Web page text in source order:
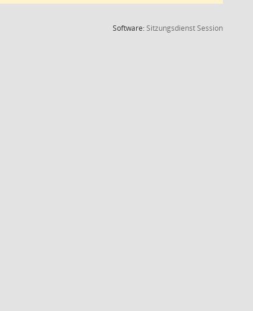
Software:SitzungsdienstSession(Wird in